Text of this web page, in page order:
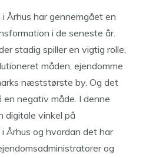
Århus har gennemgået en
i de seneste år.
stadig spiller en vigtig rolle,
måden, ejendomme
næststørste by. Og det
negativ måde. I denne
digitale vinkel på
Århus og hvordan det har
og